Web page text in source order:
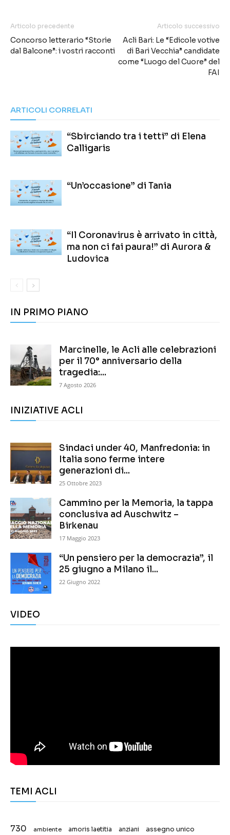
Articolo precedente
Concorso letterario “Storie
dal Balcone”: i vostri racconti
Articolo successivo
Acli Bari: Le “Edicole votive
di Bari Vecchia” candidate
come “Luogo del Cuore” del
FAI
ARTICOLI CORRELATI
“Sbirciando tra i tetti” di Elena
Calligaris
“Un’occasione” di Tania
“Il Coronavirus è arrivato in città,
ma non ci fai paura!” di Aurora &
Ludovica
IN PRIMO PIANO
Marcinelle, le Acli alle celebrazioni
per il 70° anniversario della
tragedia:...
7 Agosto 2026
INIZIATIVE ACLI
Sindaci under 40, Manfredonia: in
Italia sono ferme intere
generazioni di...
25 Ottobre 2023
Cammino per la Memoria, la tappa
conclusiva ad Auschwitz –
Birkenau
17 Maggio 2023
“Un pensiero per la democrazia”, il
25 giugno a Milano il...
22 Giugno 2022
VIDEO
TEMI ACLI
730 ambiente amoris laetitia anziani assegno unico